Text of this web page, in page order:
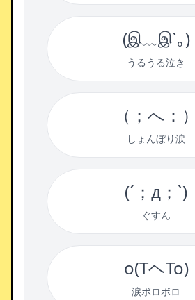
(இ﹏இ`｡)
うるうる泣き
（；へ：）
しょんぼり涙
(´；д；`)
ぐすん
o(TヘTo)
涙ボロボロ